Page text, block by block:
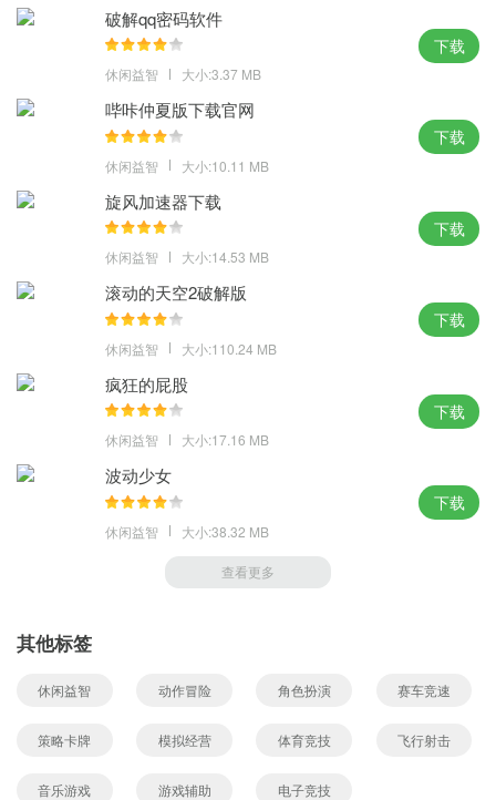
破解qq密码软件
休闲益智 大小:3.37 MB
下载
哔咔仲夏版下载官网
休闲益智 大小:10.11 MB
下载
旋风加速器下载
休闲益智 大小:14.53 MB
下载
滚动的天空2破解版
休闲益智 大小:110.24 MB
下载
疯狂的屁股
休闲益智 大小:17.16 MB
下载
波动少女
休闲益智 大小:38.32 MB
下载
查看更多
其他标签
休闲益智 动作冒险 角色扮演 赛车竞速
策略卡牌 模拟经营 体育竞技 飞行射击
音乐游戏 游戏辅助 电子竞技